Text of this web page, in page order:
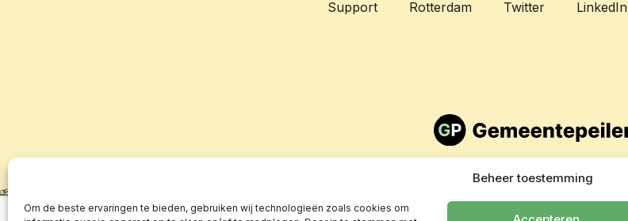
Beheer toestemming
Om de beste ervaringen te bieden, gebruiken wij technologieën zoals cookies om
Support Rotterdam Twitter LinkedIn